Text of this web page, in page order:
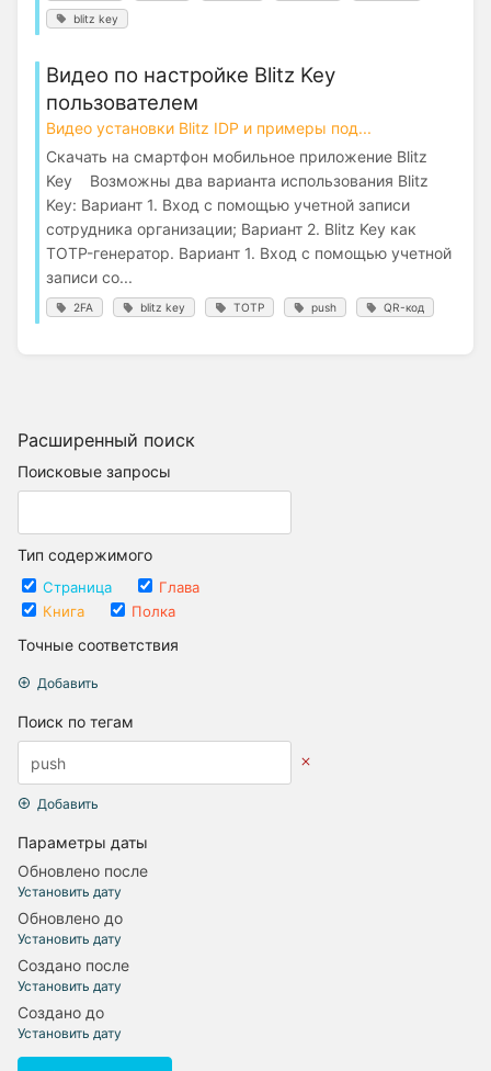
Расширенный поиск
Поисковые запросы
Тип содержимого
Страница
Глава
Книга
Полка
Точные соответствия
Добавить
Поиск по тегам
Добавить
Параметры даты
Обновлено после
Установить дату
Обновлено до
Установить дату
Создано после
Установить дату
Создано до
Установить дату
blitz key
Видео по настройке Blitz Key
пользователем
Видео установки Blitz IDP и примеры под...
Скачать на смартфон мобильное приложение Blitz
Key Возможны два варианта использования Blitz
Key: Вариант 1. Вход с помощью учетной записи
сотрудника организации; Вариант 2. Blitz Key как
TOTP-генератор. Вариант 1. Вход с помощью учетной
записи со...
2FA blitz key TOTP push QR-код